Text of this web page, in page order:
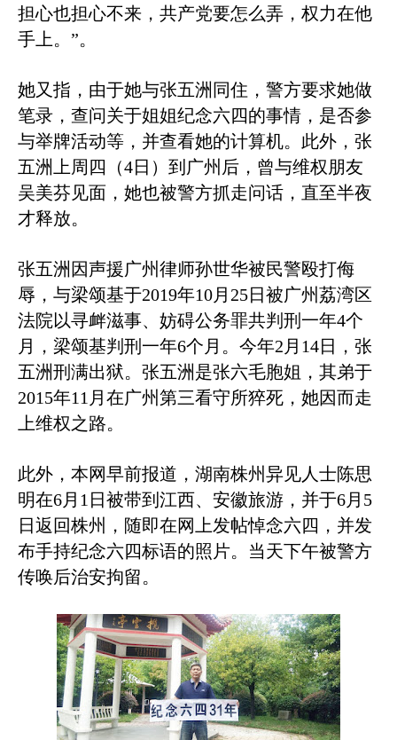
担心也担心不来，共产党要怎么弄，权力在他
手上。”。
她又指，由于她与张五洲同住，警方要求她做
笔录，查问关于姐姐纪念六四的事情，是否参
与举牌活动等，并查看她的计算机。此外，张
五洲上周四（4日）到广州后，曾与维权朋友
吴美芬见面，她也被警方抓走问话，直至半夜
才释放。
张五洲因声援广州律师孙世华被民警殴打侮
辱，与梁颂基于2019年10月 25日被广州荔湾区
法院以寻衅滋事、妨碍公务罪共判刑一年4个
月，梁颂基判刑一年6个月。今年2 月 14日，张
五洲刑满出狱。张五洲是张六毛胞姐，其弟于
2015年11 月在广州第三看守所猝死，她因而走
上维权之路。
此外，本网早前报道，湖南株州异见人士陈思
明在6月 1 日被带到江西、安徽旅游，并于6月 5
日返回株州，随即在网上发帖悼念六四，并发
布手持纪念六四标语的照片。当天下午被警方
传唤后治安拘留。